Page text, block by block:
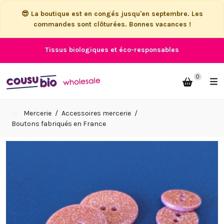
😎 La boutique est en congés jusqu'en septembre. Les
commandes sont clôturées. Bonnes vacances !
Tissus biologiques et éco-responsables
0
Mercerie
Accessoires mercerie
Boutons fabriqués en France